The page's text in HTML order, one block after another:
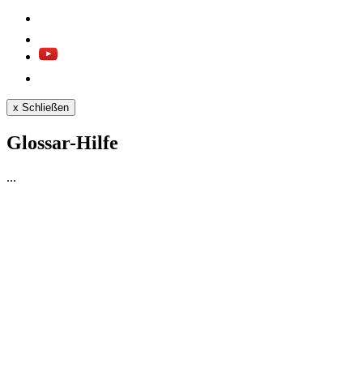
x Schließen
Glossar-Hilfe
...